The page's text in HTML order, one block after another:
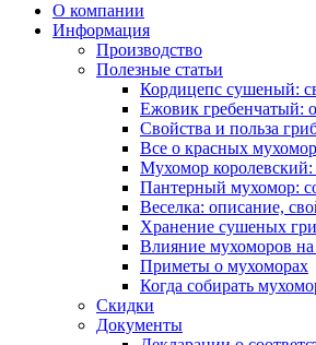
О компании
Информация
Производство
Полезные статьи
Кордицепс сушеный:
Ежовик гребенчатый:
Свойства и польза
Все о красных
Мухомор
Пантерный мухомор:
Веселка: описание,
Хранение сушеных
Влияние мухоморов
Приметы о мухоморах
Когда собирать
Скидки
Документы